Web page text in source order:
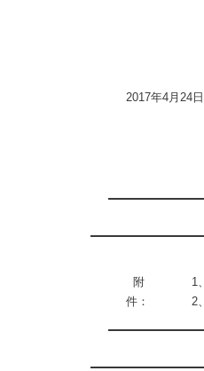
2017年4月24日
附
件：
1、
2、